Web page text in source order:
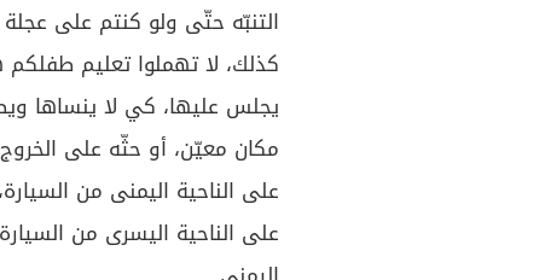
التنبّه حتّى ولو كنتم على
كذلك، لا تهملوا تعليم
يجلس عليها، كي لا ينساها
مكان معيّن، أو حثّه على
على الناحية اليمنى من
على الناحية اليسرى من